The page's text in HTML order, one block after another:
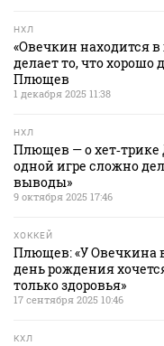
НХЛ
«Овечкин находится
делает то, что хорошо
Плющев
1 декабря 2025 11:38
НХЛ
Плющев — о хет‑трике
одной игре сложно
выводы»
9 октября 2025 17:46
ХОККЕЙ
Плющев: «У Овечкина
день рождения
только здоровья»
17 сентября 2025 10:46
КХЛ